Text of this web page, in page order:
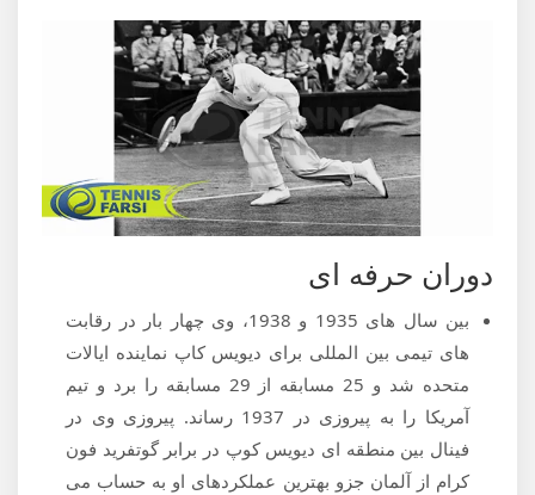
دوران حرفه ای
بین سال های 1935 و 1938، وی چهار بار در رقابت
های تیمی بین المللی برای دیویس کاپ نماینده ایالات
متحده شد و 25 مسابقه از 29 مسابقه را برد و تیم
آمریکا را به پیروزی در 1937 رساند. پیروزی وی در
فینال بین منطقه ای دیویس کوپ در برابر گوتفرید فون
کرام از آلمان جزو بهترین عملکردهای او به حساب می